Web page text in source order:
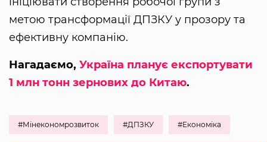
метою трансформації ДПЗКУ у прозору та
ефективну компанію.
Нагадаємо, Україна планує експортувати
1 млн тонн зернових до Китаю.
#Мінекономрозвиток #ДПЗКУ #Економіка